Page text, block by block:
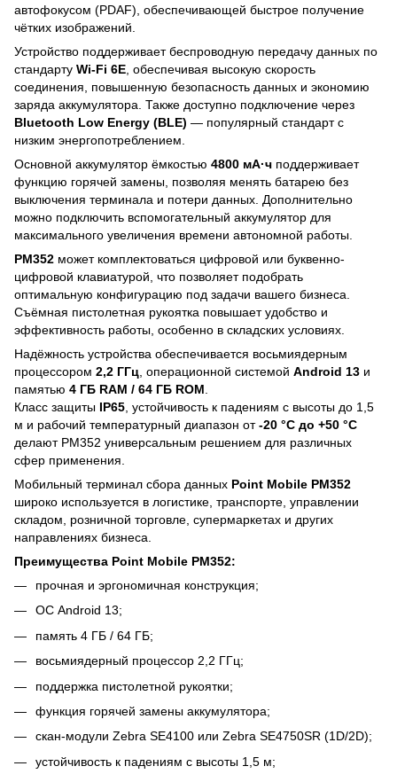
автофокусом (PDAF), обеспечивающей быстрое получение
чётких изображений.
Устройство поддерживает беспроводную передачу данных по
стандарту Wi-Fi 6E , обеспечивая высокую скорость
соединения, повышенную безопасность данных и экономию
заряда аккумулятора. Также доступно подключение через
Bluetooth Low Energy (BLE) — популярный стандарт с
низким энергопотреблением.
Основной аккумулятор ёмкостью 4800 мА·ч поддерживает
функцию горячей замены, позволяя менять батарею без
выключения терминала и потери данных. Дополнительно
можно подключить вспомогательный аккумулятор для
максимального увеличения времени автономной работы.
PM352 может комплектоваться цифровой или буквенно-
цифровой клавиатурой, что позволяет подобрать
оптимальную конфигурацию под задачи вашего бизнеса.
Съёмная пистолетная рукоятка повышает удобство и
эффективность работы, особенно в складских условиях.
Надёжность устройства обеспечивается восьмиядерным
процессором 2,2 ГГц , операционной системой Android 13 и
памятью 4 ГБ RAM / 64 ГБ ROM
Класс защиты IP65 , устойчивость к падениям с высоты до 1,5
м и рабочий температурный диапазон от-20 °C до +50 °C
делают PM352 универсальным решением для различных
сфер применения.
Мобильный терминал сбора данных Point Mobile PM352
широко используется в логистике, транспорте, управлении
складом, розничной торговле, супермаркетах и других
направлениях бизнеса.
Преимущества Point Mobile PM352:
прочная и эргономичная конструкция;
ОС Android 13;
память 4 ГБ / 64 ГБ;
восьмиядерный процессор 2,2 ГГц;
поддержка пистолетной рукоятки;
функция горячей замены аккумулятора;
скан-модули Zebra SE4100 или Zebra SE4750SR (1D/2D);
устойчивость к падениям с высоты 1,5 м;